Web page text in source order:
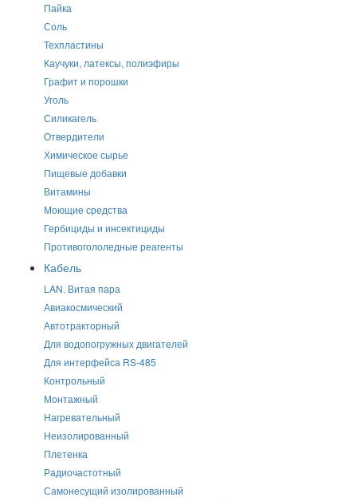
Пайка
Соль
Техпластины
Каучуки, латексы, полиэфиры
Графит и порошки
Уголь
Силикагель
Отвердители
Химическое сырье
Пищевые добавки
Витамины
Моющие средства
Гербициды и инсектициды
Противогололедные реагенты
Кабель
LAN. Витая пара
Авиакосмический
Автотракторный
Для водопогружных двигателей
Для интерфейса RS-485
Контрольный
Монтажный
Нагревательный
Неизолированный
Плетенка
Радиочастотный
Самонесущий изолированный